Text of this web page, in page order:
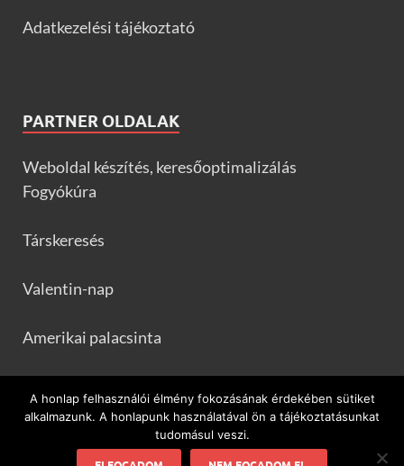
Adatkezelési tájékoztató
PARTNER OLDALAK
Weboldal készítés, keresőoptimalizálás
Fogyókúra
Társkeresés
Valentin-nap
Amerikai palacsinta
A honlap felhasználói élmény fokozásának érdekében sütiket
alkalmazunk. A honlapunk használatával ön a tájékoztatásunkat
tudomásul veszi.